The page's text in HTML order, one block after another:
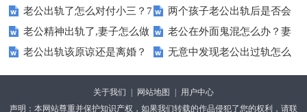
细的7招
与心理的双重攻势
老公出轨了怎么对付小三？7
个方法，详细方法
两个孩子老公出轨后是否会
回来？6个办法帮你挽回
老公精神出轨了,妻子怎么做
才是最好的？详细方法
老公在外面鬼混怎么办？妻
子6个大招直接搞定
老公出轨该原谅还是离婚？
最明智的5个做法
无意中发现老公出过轨怎么
办？妻子明智的做法
关于我们 网站地图
用户中心
声明：本网站尊重并保护知识产权，如果我们转载的作品侵犯了您的权利，请联